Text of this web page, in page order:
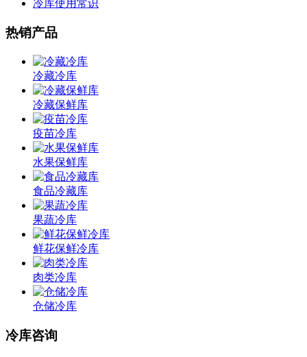
冷库使用常识
热销产品
冷藏冷库
冷藏保鲜库
疫苗冷库
水果保鲜库
食品冷藏库
果蔬冷库
鲜花保鲜冷库
肉类冷库
仓储冷库
冷库咨询